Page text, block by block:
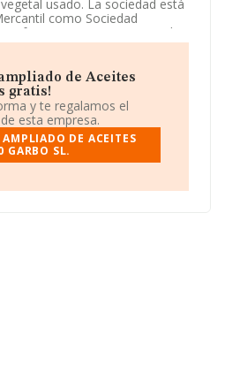
usado. La sociedad está
como Sociedad
referencia CNAE corresponde
no peligrosos', cuyo Código es
Garbo S.L, B54836051, tiene
en Calle Antonio Garcia
Elche, en Alicante,
facturación en el ámbito
de Aceites
gratis!
y te regalamos el
esta empresa.
DE ACEITES
GARBO SL.